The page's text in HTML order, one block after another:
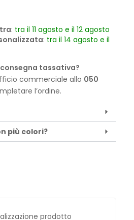
: tra il 11 agosto e il 12 agosto
: tra il 14 agosto e il
tassativa?
commerciale allo 050
l’ordine.
più colori?
prodotto